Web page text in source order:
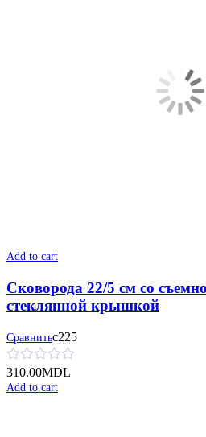
Add to cart
Сковорода 22/5 см со
стеклянной крышкой
Сравнитьс225
310.00MDL
Add to cart